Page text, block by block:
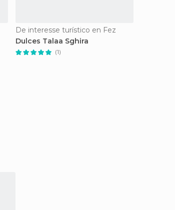
De interesse turístico en Fez
Dulces Talaa Sghira
(1)